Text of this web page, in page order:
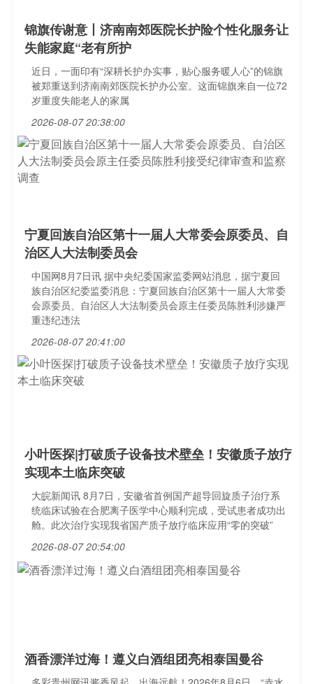
锦旗传谢意丨济南南郊医院长护险个性化服务让
失能家庭“老有所护
近日，一面印有“深耕长护办实事，贴心服务暖人心”的锦旗
被郑重送到济南南郊医院长护办公室。这面锦旗来自一位72
岁重度失能老人的家属
2026-08-07 20:38:00
宁夏回族自治区第十一届人大常委会原委员、自
治区人大法制委员会
中国网8月7日讯 据中央纪委国家监委网站消息，据宁夏回
族自治区纪委监委消息：宁夏回族自治区第十一届人大常委
会原委员、自治区人大法制委员会原主任委员陈胜利涉嫌严
重违纪违法
2026-08-07 20:41:00
小叶医探|打破质子设备技术壁垒！安徽质子放疗
实现本土临床突破
大皖新闻讯 8月7日，安徽省首例国产超导回旋质子治疗系
统临床试验在合肥离子医学中心顺利完成，受试患者成功出
舱。此次治疗实现我省国产质子放疗临床应用“零的突破”
2026-08-07 20:54:00
酒香漂洋过海！遵义白酒组团亮相泰国曼谷